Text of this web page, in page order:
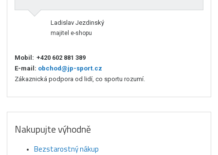
Ladislav Jezdinský
majitel e-shopu
Mobil: +420 602 881 389
E-mail: obchod@jp-sport.cz
Zákaznická podpora od lidí, co sportu rozumí.
Nakupujte výhodně
Bezstarostný nákup